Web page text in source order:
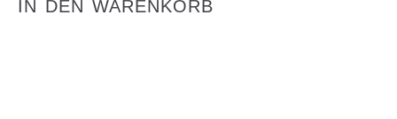
IN DEN WARENKORB